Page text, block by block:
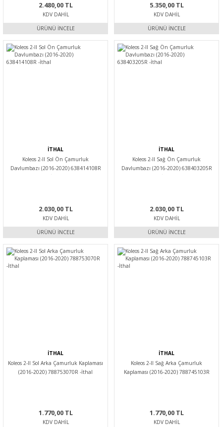
2.480,00 TL
KDV DAHIL
ÜRÜNÜ İNCELE
5.350,00 TL
KDV DAHIL
ÜRÜNÜ İNCELE
İTHAL
Koleos 2-II Sol Ön Çamurluk
Davlumbazı (2016-2020) 638414108R
2.030,00 TL
KDV DAHIL
ÜRÜNÜ İNCELE
İTHAL
Koleos 2-II Sağ Ön Çamurluk
Davlumbazı (2016-2020) 638403205R
2.030,00 TL
KDV DAHIL
ÜRÜNÜ İNCELE
İTHAL
Koleos 2-II Sol Arka Çamurluk Kaplaması
(2016-2020) 788753070R -İthal
1.770,00 TL
KDV DAHIL
İTHAL
Koleos 2-II Sağ Arka Çamurluk
Kaplaması (2016-2020) 788745103R
1.770,00 TL
KDV DAHIL